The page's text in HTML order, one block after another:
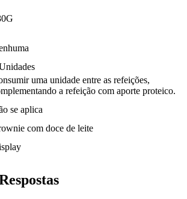
uma unidade entre as refeições,
a refeição com aporte proteico.
se aplica
com doce de leite